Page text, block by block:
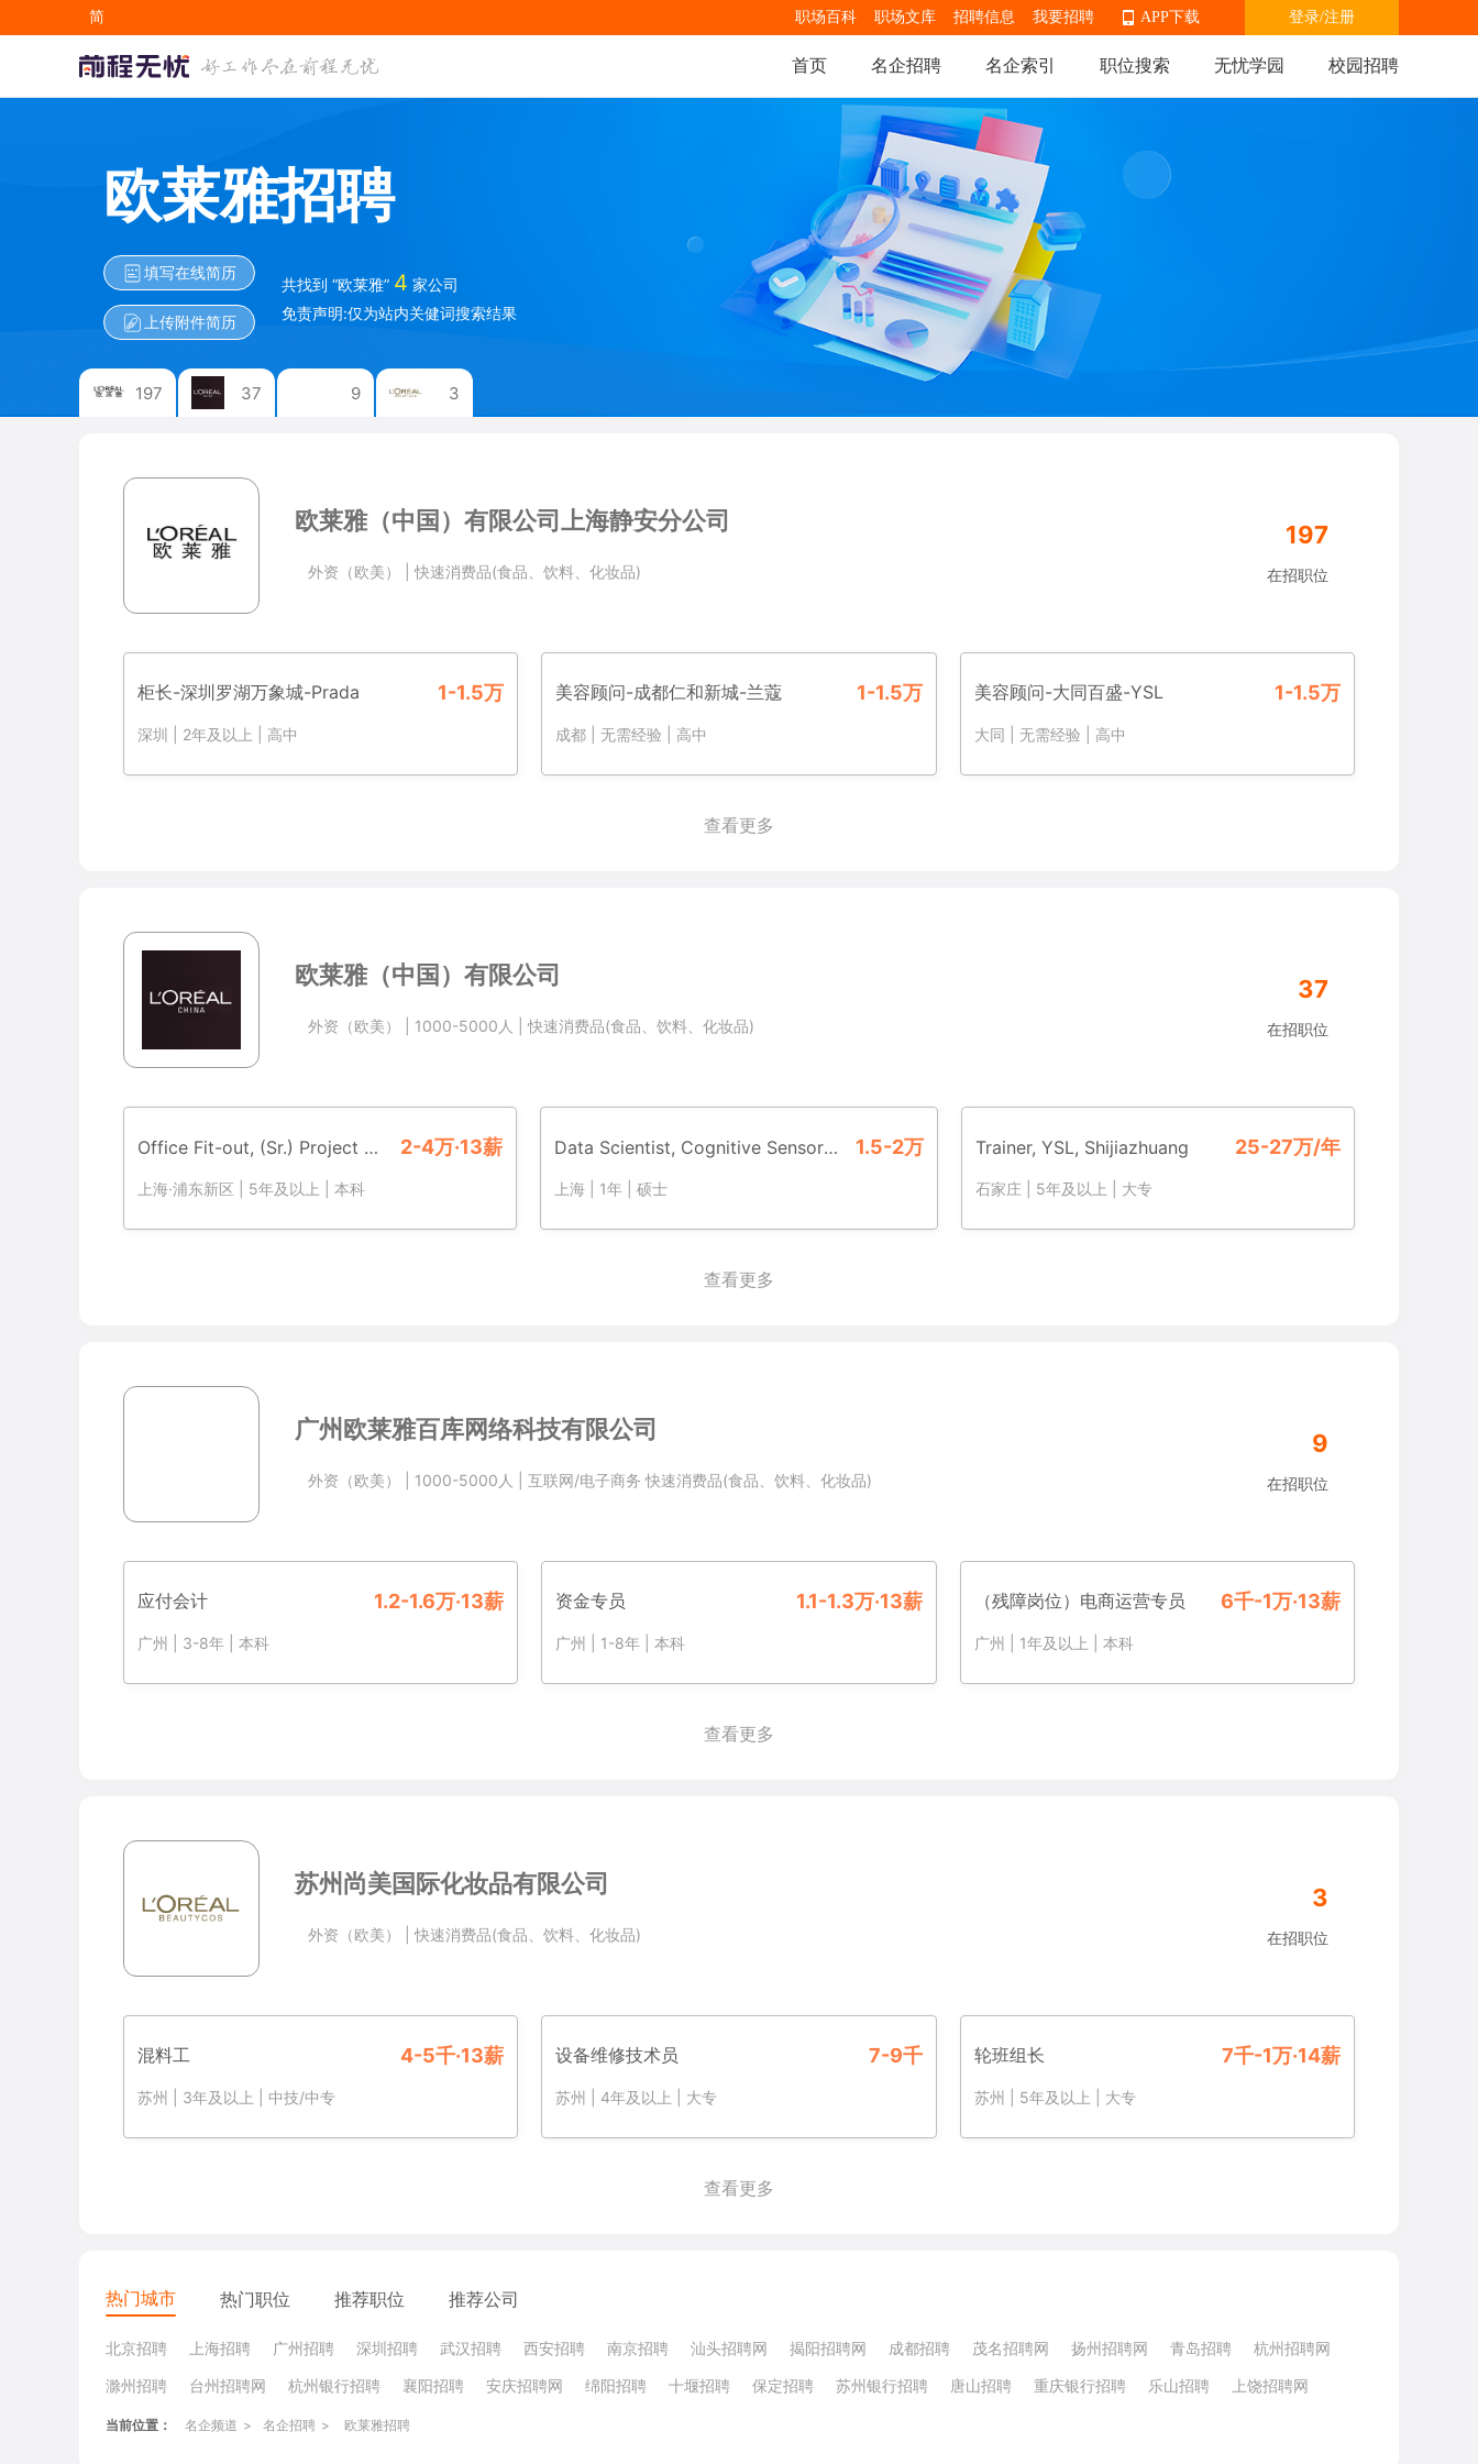
简
EN
登录/注册
APP下载
APP下载
职场百科 职场文库 招聘信息 我要招聘
首页 名企招聘 名企索引 职位搜索 无忧学园 校园招聘
欧莱雅招聘
填写在线简历
上传附件简历
共找到 “欧莱雅” 4 家公司
免责声明:仅为站内关健词搜索结果
莱
雅
（
国
）
有
限
上
197
莱
雅
（
中
）
有
在
位
37
广
州
雅
百
库
络
科
在
职
9
美
国
际
妆
品
招
位
3
欧莱雅（中国）有限公司上海静安分公司
外资（欧美） |快速消费品(食品、饮料、化妆品)
197
在招职位
柜长-深圳罗湖万象城-Prada 1-1.5万
深圳 2年及以上 高中
美容顾问-成都仁和新城-兰蔻 1-1.5万
成都 无需经验 高中
美容顾问-大同百盛-YSL 1-1.5万
大同 无需经验 高中
查看更多
欧莱雅（中国）有限公司
外资（欧美） 1000-5000人 |快速消费品(食品、饮料、化妆品)
37
在招职位
Office Fit-out, (Sr.) Project Manager 2-4万·13薪
上海·浦东新区 5年及以上 本科
Data Scientist, Cognitive Sensory Science 1.5-2万
上海 1年 硕士
Trainer, YSL, Shijiazhuang 25-27万/年
石家庄 5年及以上 大专
查看更多
广州欧莱雅百库网络科技有限公司
外资（欧美） 1000-5000人 互联网/电子商务快速消费品(食品、饮料、化妆品)
9
在招职位
应付会计 1.2-1.6万·13薪
广州 3-8年 本科
资金专员 1.1-1.3万·13薪
广州 1-8年 |本科
（残障岗位）电商运营专员 6千-1万·13薪
广州 1年及以上 本科
查看更多
苏州尚美国际化妆品有限公司
外资（欧美） |快速消费品(食品、饮料、化妆品)
3
在招职位
混料工 4-5千·13薪
苏州 3年及以上 中技/中专
设备维修技术员 7-9千
苏州 4年及以上 大专
轮班组长 7千-1万·14薪
苏州 5年及以上 大专
查看更多
热门城市 热门职位 推荐职位 推荐公司
北京招聘 上海招聘 广州招聘 深圳招聘 武汉招聘 西安招聘 南京招聘 汕头招聘网 揭阳招聘网 成都招聘 茂名招聘网 扬州招聘网 青岛招聘
杭州招聘网
滁州招聘
台州招聘网 杭州银行招聘 襄阳招聘 安庆招聘网 绵阳招聘 十堰招聘 保定招聘 苏州银行招聘 唐山招聘 重庆银行招聘 乐山招聘 上饶招聘网
当前位置： 名企频道 > 名企招聘 > 欧莱雅招聘